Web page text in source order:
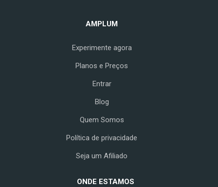
AMPLUM
Experimente agora
Planos e Preços
Entrar
Blog
Quem Somos
Política de privacidade
Seja um Afiliado
ONDE ESTAMOS